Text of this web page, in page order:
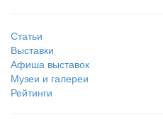
Статьи
Выставки
Афиша выставок
Музеи и галереи
Рейтинги